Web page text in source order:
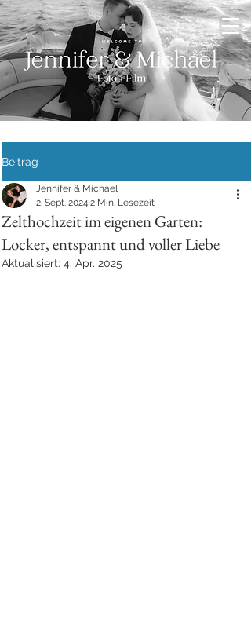
Beitrag
Zelthochzeit im eigenen Garten:
Locker, entspannt und voller Liebe
Jennifer & Michael
2. Sept. 2024 2 Min. Lesezeit
Aktualisiert: 4. Apr. 2025